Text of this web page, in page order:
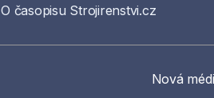
O časopisu Strojirenstvi.cz
Nová